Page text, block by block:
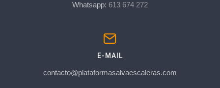
Whatsapp: 613 674 272
E-MAIL
contacto@plataformasalvaescaleras.com